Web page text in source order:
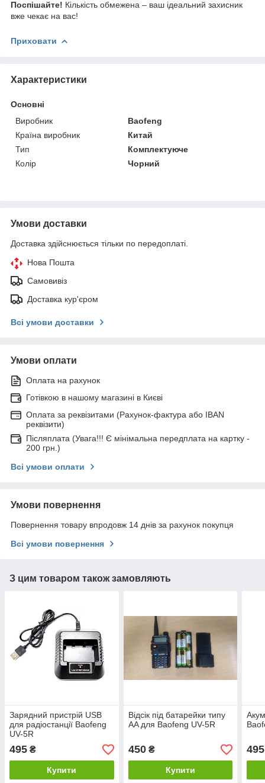
Поспішайте! Кількість обмежена – ваш ідеальний захисник
вже чекає на вас!
Приховати
Характеристики
Основні
Виробник
Baofeng
Країна виробник
Китай
Тип
Комплектуюче
Колір
Чорний
Умови доставки
Доставка здійснюється тільки по передоплаті.
Нова Пошта
Самовивіз
Доставка кур'єром
Всі умови доставки
Умови оплати
Оплата на рахунок
Готівкою в нашому магазині в Києві
Оплата за реквізитами (Рахунок-фактура або IBAN
реквізити)
Післяплата (Увага!!! Є мінімальна передплата на картку -
200 грн.)
Всі умови оплати
Умови повернення
Повернення товару впродовж 14 днів за рахунок покупця
Всі умови повернення
З цим товаром також замовляють
Зарядний пристрій USB
для радіостанції Baofeng
UV-5R
495 ₴
Купити
Відсік під батарейки типу
AA для Baofeng UV-5R
450₴
Купити
495